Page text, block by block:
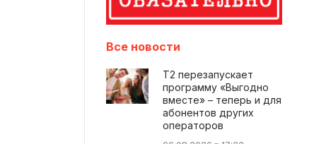
Все новости
Т2 перезапускает
программу «Выгодно
вместе» – теперь и для
абонентов других
операторов